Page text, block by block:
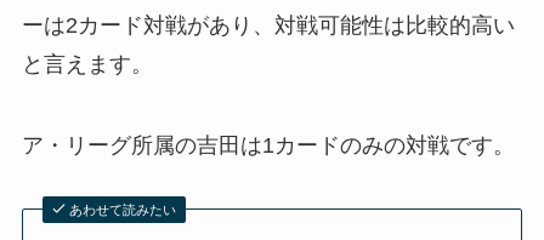
ーは2カード対戦があり、対戦可能性は比較的高い
と言えます。
ア・リーグ所属の吉田は1カードのみの対戦です。
あわせて読みたい